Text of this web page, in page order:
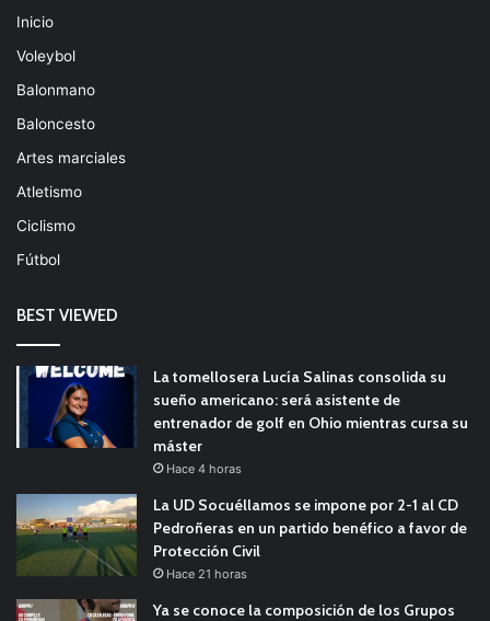
Inicio
Voleybol
Balonmano
Baloncesto
Artes marciales
Atletismo
Ciclismo
Fútbol
BEST VIEWED
La tomellosera Lucía Salinas consolida su
sueño americano: será asistente de
entrenador de golf en Ohio mientras cursa su
máster
Hace 4 horas
La UD Socuéllamos se impone por 2-1 al CD
Pedroñeras en un partido benéfico a favor de
Protección Civil
Hace 21 horas
Ya se conoce la composición de los Grupos